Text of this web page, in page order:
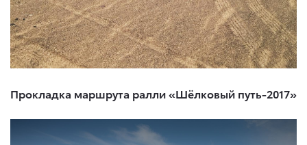
Прокладка маршрута ралли «Шёлковый путь-2017»